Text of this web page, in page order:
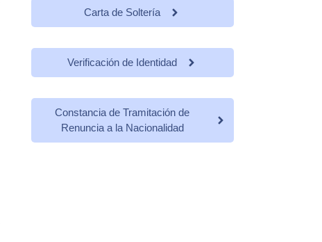
Carta de Soltería
Verificación de Identidad
Constancia de Tramitación de
Renuncia a la Nacionalidad